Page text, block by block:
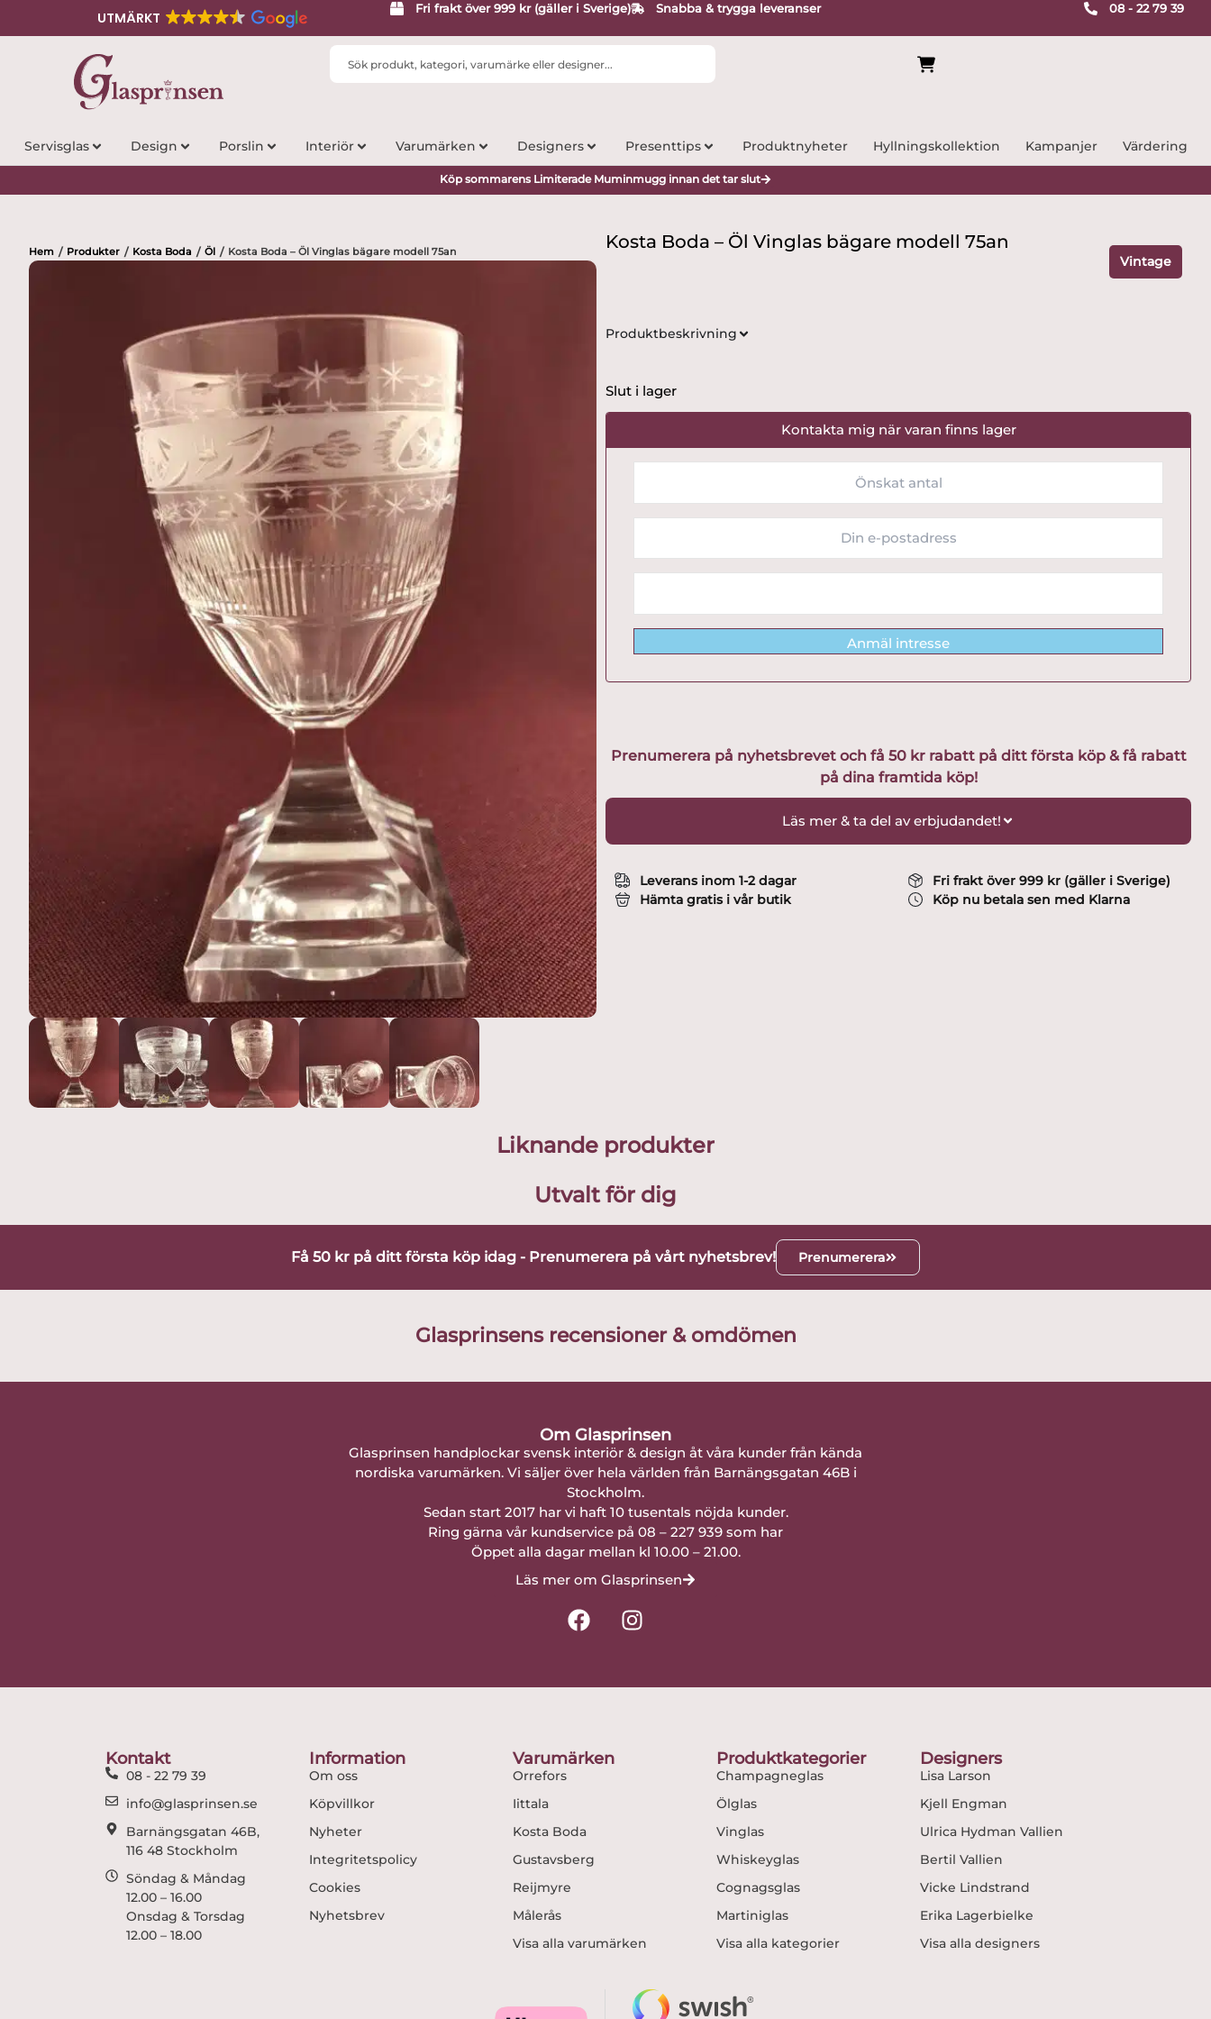
UTMÄRKT
Fri frakt över 999 kr (gäller i Sverige) Snabba & trygga leveranser 08 - 22 79 39
Search
Servisglas Design Porslin Interiör Varumärken Designers Presenttips Produktnyheter Hyllningskollektion Kampanjer Värdering
Köp sommarens Limiterade Muminmugg innan det tar slut
Hem / Produkter / Kosta Boda / Öl / Kosta Boda – Öl Vinglas bägare modell 75an Kosta Boda – Öl Vinglas bägare modell 75an
Vintage
Produktbeskrivning
Slut i lager
Kontakta mig när varan finns lager
Anmäl intresse
Prenumerera på nyhetsbrevet och få 50 kr rabatt på ditt första köp & få rabatt
på dina framtida köp!
Läs mer & ta del av erbjudandet!
Leverans inom 1-2 dagar
Hämta gratis i vår butik
Fri frakt över 999 kr (gäller i Sverige)
Köp nu betala sen med Klarna
Liknande produkter
Utvalt för dig
Få 50 kr på ditt första köp idag - Prenumerera på vårt nyhetsbrev! Prenumerera
Glasprinsens recensioner & omdömen
Om Glasprinsen
Glasprinsen handplockar svensk interiör & design åt våra kunder från kända
nordiska varumärken. Vi säljer över hela världen från Barnängsgatan 46B i
Stockholm.
Sedan start 2017 har vi haft 10 tusentals nöjda kunder.
Ring gärna vår kundservice på 08 – 227 939 som har
Öppet alla dagar mellan kl 10.00 – 21.00.
Läs mer om Glasprinsen
F
a
k
I
n
Kontakt
08 - 22 79 39
info@glasprinsen.se
Barnängsgatan 46B,
116 48 Stockholm
Söndag & Måndag
12.00 – 16.00
Onsdag & Torsdag
12.00 – 18.00
Information
Om oss
Köpvillkor
Nyheter
Integritetspolicy
Cookies
Nyhetsbrev
Varumärken
Orrefors
Iittala
Kosta Boda
Gustavsberg
Reijmyre
Målerås
Visa alla varumärken
Produktkategorier
Champagneglas
Ölglas
Vinglas
Whiskeyglas
Cognagsglas
Martiniglas
Visa alla kategorier
Designers
Lisa Larson
Kjell Engman
Ulrica Hydman Vallien
Bertil Vallien
Vicke Lindstrand
Erika Lagerbielke
Visa alla designers